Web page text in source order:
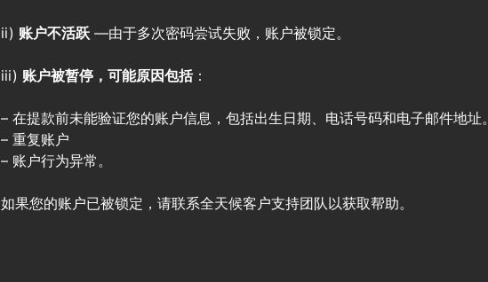
ii) 账户不活跃 —由于多次密码尝试失败，账户被锁定。
iii) 账户被暂停，可能原因包括：
– 在提款前未能验证您的账户信息，包括出生日期、电话号码和电子邮件地址。
– 重复账户
– 账户行为异常。
如果您的账户已被锁定，请联系全天候客户支持团队以获取帮助。